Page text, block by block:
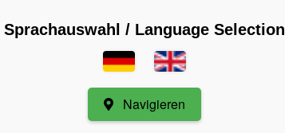
Sprachauswahl / Language Selection
Navigieren